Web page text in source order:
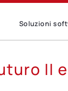
Soluzioni
II